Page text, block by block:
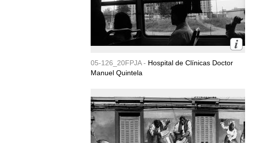
05-126_20FPJA - Hospital de Clínicas Doctor
Manuel Quintela